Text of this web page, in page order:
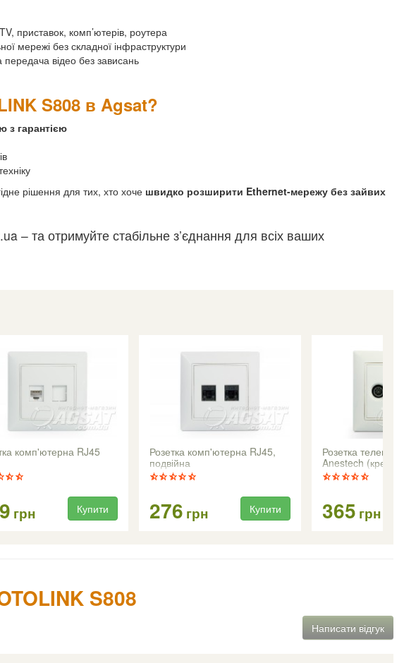
приставок, комп’ютерів, роутера
мережі без складної інфраструктури
передача відео без зависань
S808 в Agsat?
з гарантією
рішення для тих, хто хоче швидко розширити Ethernet-мережу без зайвих
– та отримуйте стабільне з’єднання для всіх ваших
комп'ютерна RJ45
грн Купити
Розетка комп'ютерна RJ45,
подвійна
276 грн Купити
Розетка
Anestech
365 грн
S808
Написати відгук